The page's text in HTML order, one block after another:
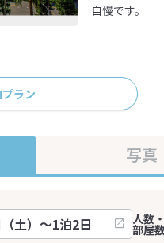
自慢です。
ラン
写真
人数・
部屋